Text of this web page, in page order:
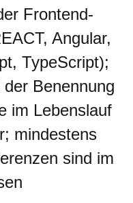
Frontend-
Angular,
TypeScript);
Benennung
im Lebenslauf
mindestens
sind im